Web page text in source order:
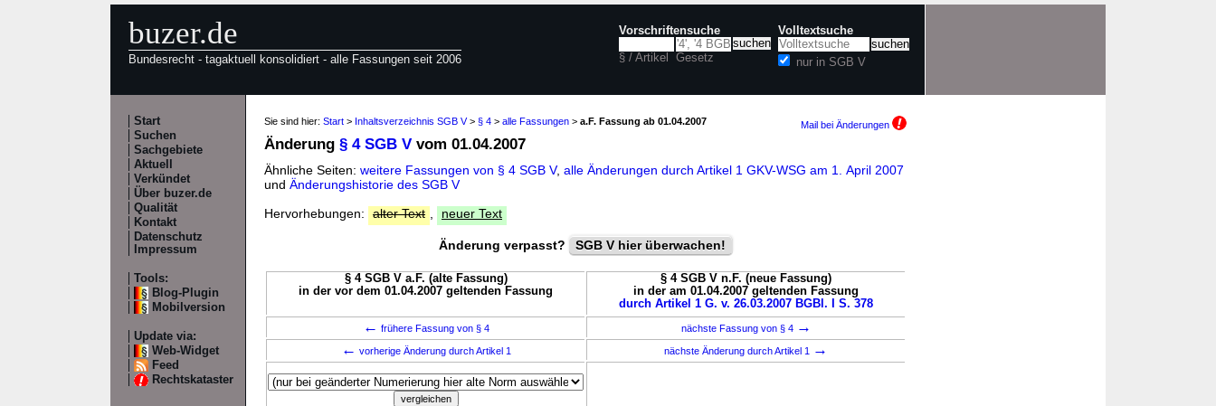
buzer.de
Bundesrecht - tagaktuell konsolidiert - alle Fassungen seit 2006
Vorschriftensuche
§ / Artikel Gesetz
Volltextsuche
nur in SGB V
Start
Suchen
Sachgebiete
Aktuell
Verkündet
Über buzer.de
Qualität
Kontakt
Datenschutz
Impressum
Tools:
Blog-Plugin
Mobilversion
Update via:
Web-Widget
Feed
Rechtskataster
Sie sind hier: Start > Inhaltsverzeichnis SGB V> § 4 > alle Fassungen > a.F. Fassung ab 01.04.2007 Mail bei Änderungen
Änderung § 4 SGB V vom 01.04.2007
Ähnliche Seiten: weitere Fassungen von § 4 SGB V, alle Änderungen durch Artikel 1 GKV-WSG am 1. April 2007
und Änderungshistorie des SGB V
Hervorhebungen:
alter Text neuer Text
Änderung verpasst? SGB V hier überwachen!
§ 4 SGB V a.F. (alte Fassung)
in der vor dem 01.04.2007 geltenden Fassung
§ 4 SGB V n.F. (neue Fassung)
in der am 01.04.2007 geltenden Fassung
durch Artikel 1 G. v. 26.03.2007 BGBl. I S. 378
← frühere Fassung von § 4 nächste Fassung von § 4 →
← vorherige Änderung durch Artikel 1 nächste Änderung durch Artikel 1 →